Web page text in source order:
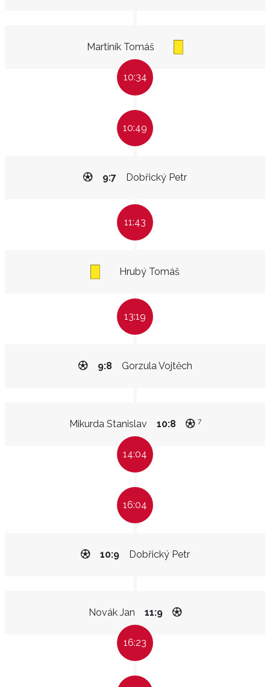
Martiník Tomáš
10:34
10:49
Dobřický Petr
9:7
11:43
Hrubý Tomáš
13:19
Gorzula Vojtěch
9:8
Mikurda Stanislav 10:8 7
14:04
16:04
Dobřický Petr
10:9
Novák Jan 11:9
16:23